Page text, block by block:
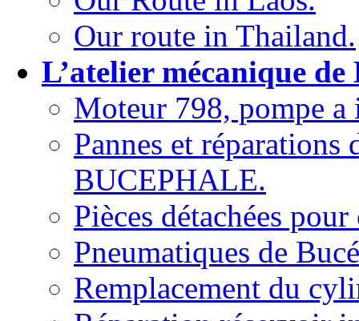
Our route in Thailand.
L’atelier mécanique de
Moteur 798, pompe
Pannes et
BUCEPHALE.
Pièces détachées
Pneumatiques de
Remplacement du